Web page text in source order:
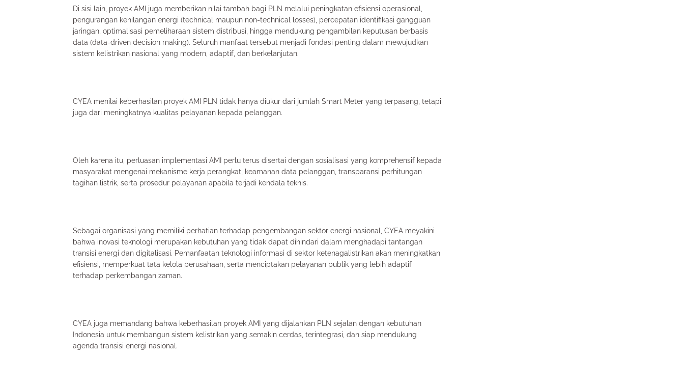
Di sisi lain, proyek AMI juga memberikan nilai tambah bagi PLN melalui peningkatan efisiensi operasional,
pengurangan kehilangan energi (technical maupun non-technical losses), percepatan identifikasi gangguan
jaringan, optimalisasi pemeliharaan sistem distribusi, hingga mendukung pengambilan keputusan berbasis
data (data-driven decision making). Seluruh manfaat tersebut menjadi fondasi penting dalam mewujudkan
sistem kelistrikan nasional yang modern, adaptif, dan berkelanjutan.
CYEA menilai keberhasilan proyek AMI PLN tidak hanya diukur dari jumlah Smart Meter yang terpasang, tetapi
juga dari meningkatnya kualitas pelayanan kepada pelanggan.
Oleh karena itu, perluasan implementasi AMI perlu terus disertai dengan sosialisasi yang komprehensif kepada
masyarakat mengenai mekanisme kerja perangkat, keamanan data pelanggan, transparansi perhitungan
tagihan listrik, serta prosedur pelayanan apabila terjadi kendala teknis.
Sebagai organisasi yang memiliki perhatian terhadap pengembangan sektor energi nasional, CYEA meyakini
bahwa inovasi teknologi merupakan kebutuhan yang tidak dapat dihindari dalam menghadapi tantangan
transisi energi dan digitalisasi. Pemanfaatan teknologi informasi di sektor ketenagalistrikan akan meningkatkan
efisiensi, memperkuat tata kelola perusahaan, serta menciptakan pelayanan publik yang lebih adaptif
terhadap perkembangan zaman.
CYEA juga memandang bahwa keberhasilan proyek AMI yang dijalankan PLN sejalan dengan kebutuhan
Indonesia untuk membangun sistem kelistrikan yang semakin cerdas, terintegrasi, dan siap mendukung
agenda transisi energi nasional.